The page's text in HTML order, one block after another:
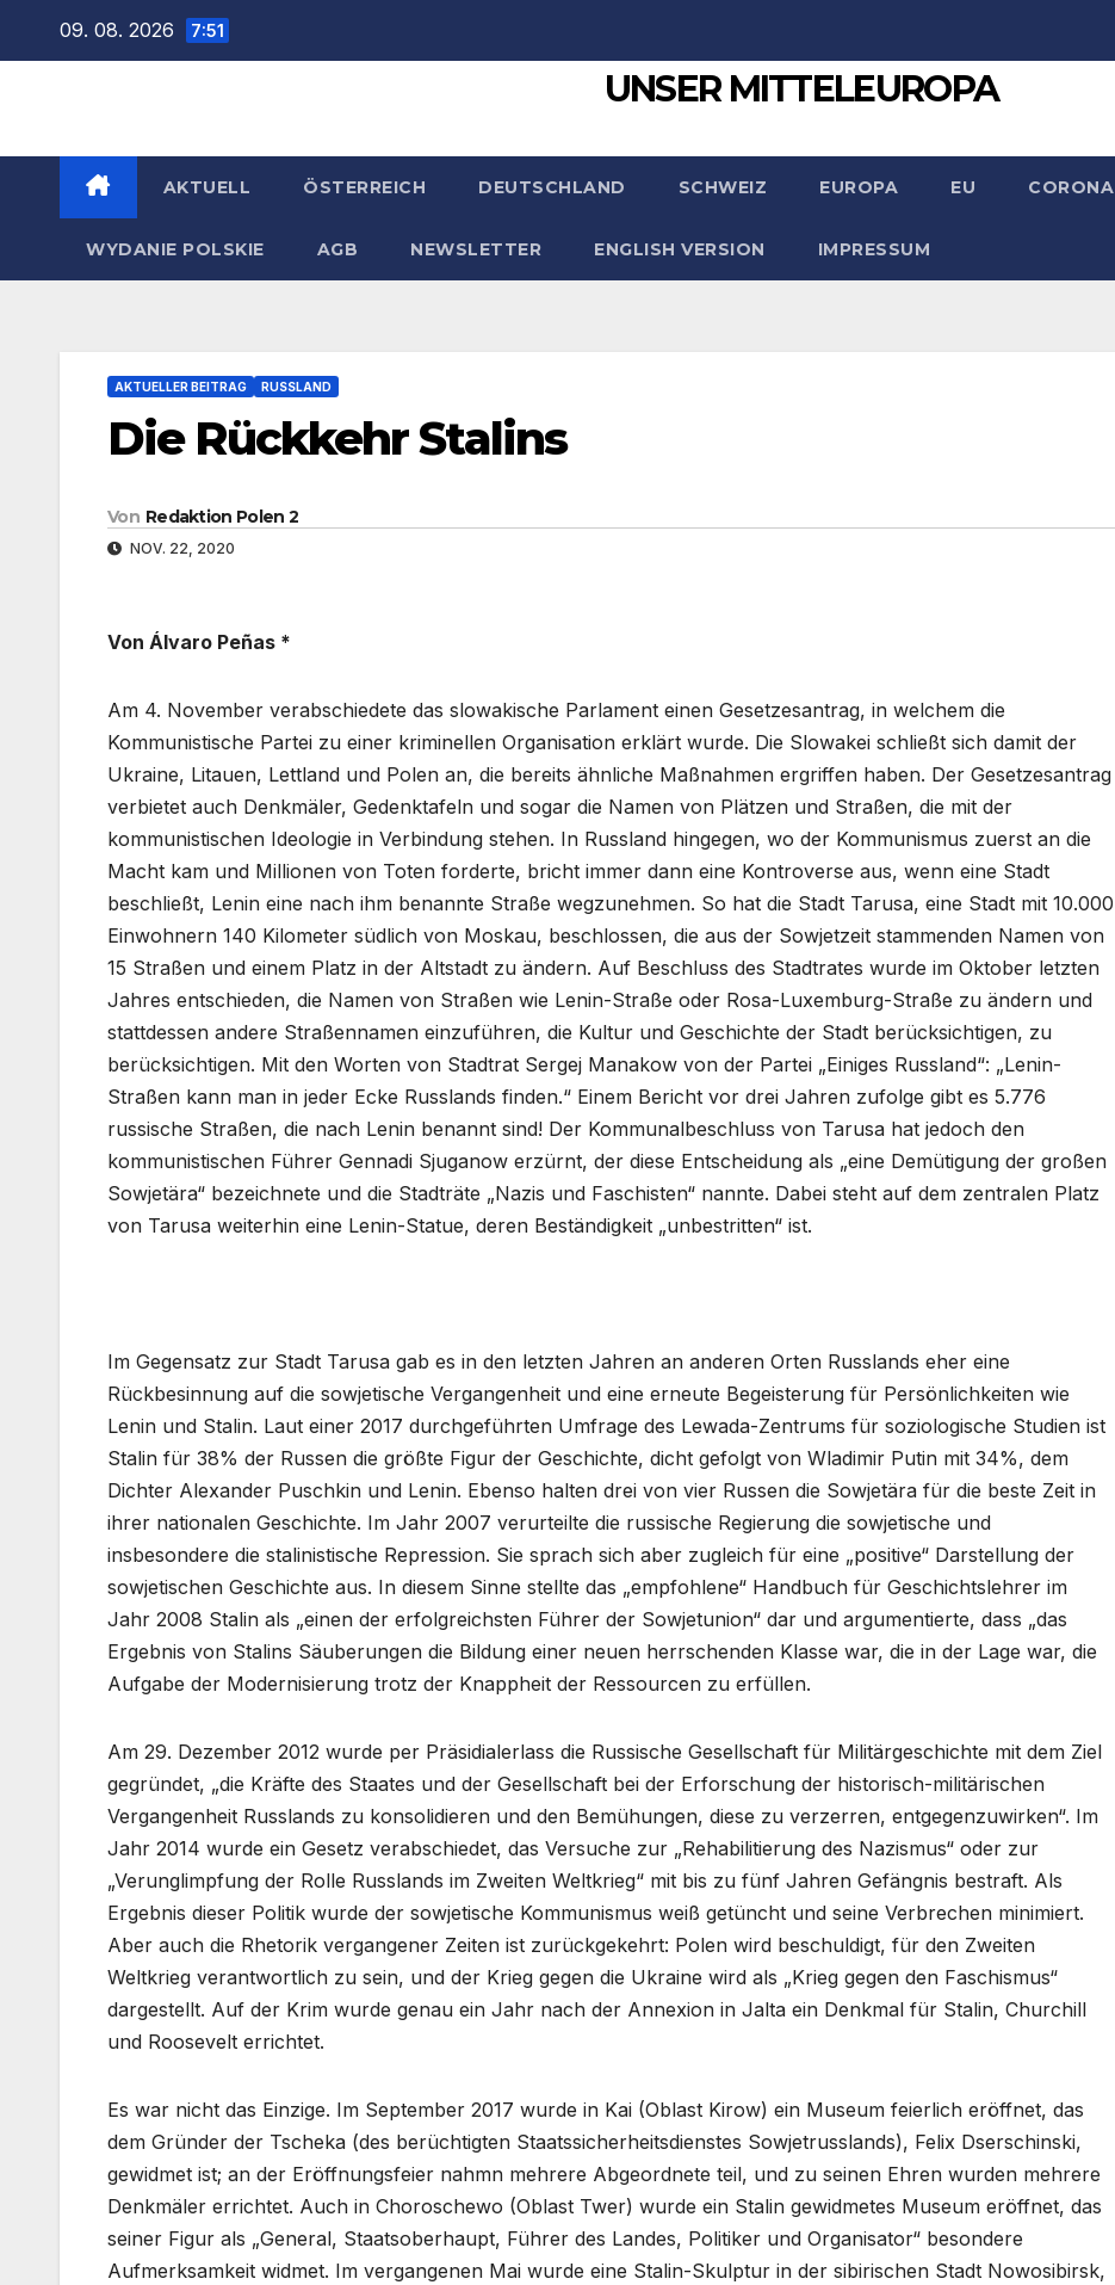
09. 08. 2026 7:51
UNSER MITTELEUROPA
AKTUELL ÖSTERREICH DEUTSCHLAND SCHWEIZ EUROPA EU CORONA
WYDANIE POLSKIE AGB NEWSLETTER ENGLISH VERSION IMPRESSUM
AKTUELLER BEITRAG RUSSLAND
Die Rückkehr Stalins
Von Redaktion Polen 2
NOV. 22, 2020
Von Álvaro Peñas *
Am 4. November verabschiedete das slowakische Parlament einen Gesetzesantrag, in welchem die
Kommunistische Partei zu einer kriminellen Organisation erklärt wurde. Die Slowakei schließt sich damit der
Ukraine, Litauen, Lettland und Polen an, die bereits ähnliche Maßnahmen ergriffen haben. Der Gesetzesantrag
verbietet auch Denkmäler, Gedenktafeln und sogar die Namen von Plätzen und Straßen, die mit der
kommunistischen Ideologie in Verbindung stehen. In Russland hingegen, wo der Kommunismus zuerst an die
Macht kam und Millionen von Toten forderte, bricht immer dann eine Kontroverse aus, wenn eine Stadt
beschließt, Lenin eine nach ihm benannte Straße wegzunehmen. So hat die Stadt Tarusa, eine Stadt mit 10.000
Einwohnern 140 Kilometer südlich von Moskau, beschlossen, die aus der Sowjetzeit stammenden Namen von
15 Straßen und einem Platz in der Altstadt zu ändern. Auf Beschluss des Stadtrates wurde im Oktober letzten
Jahres entschieden, die Namen von Straßen wie Lenin-Straße oder Rosa-Luxemburg-Straße zu ändern und
stattdessen andere Straßennamen einzuführen, die Kultur und Geschichte der Stadt berücksichtigen, zu
berücksichtigen. Mit den Worten von Stadtrat Sergej Manakow von der Partei „Einiges Russland“: „Lenin-
Straßen kann man in jeder Ecke Russlands finden.“ Einem Bericht vor drei Jahren zufolge gibt es 5.776
russische Straßen, die nach Lenin benannt sind! Der Kommunalbeschluss von Tarusa hat jedoch den
kommunistischen Führer Gennadi Sjuganow erzürnt, der diese Entscheidung als „eine Demütigung der großen
Sowjetära“ bezeichnete und die Stadträte „Nazis und Faschisten“ nannte. Dabei steht auf dem zentralen Platz
von Tarusa weiterhin eine Lenin-Statue, deren Beständigkeit „unbestritten“ ist.
Im Gegensatz zur Stadt Tarusa gab es in den letzten Jahren an anderen Orten Russlands eher eine
Rückbesinnung auf die sowjetische Vergangenheit und eine erneute Begeisterung für Persönlichkeiten wie
Lenin und Stalin. Laut einer 2017 durchgeführten Umfrage des Lewada-Zentrums für soziologische Studien ist
Stalin für 38% der Russen die größte Figur der Geschichte, dicht gefolgt von Wladimir Putin mit 34%, dem
Dichter Alexander Puschkin und Lenin. Ebenso halten drei von vier Russen die Sowjetära für die beste Zeit in
ihrer nationalen Geschichte. Im Jahr 2007 verurteilte die russische Regierung die sowjetische und
insbesondere die stalinistische Repression. Sie sprach sich aber zugleich für eine „positive“ Darstellung der
sowjetischen Geschichte aus. In diesem Sinne stellte das „empfohlene“ Handbuch für Geschichtslehrer im
Jahr 2008 Stalin als „einen der erfolgreichsten Führer der Sowjetunion“ dar und argumentierte, dass „das
Ergebnis von Stalins Säuberungen die Bildung einer neuen herrschenden Klasse war, die in der Lage war, die
Aufgabe der Modernisierung trotz der Knappheit der Ressourcen zu erfüllen.
Am 29. Dezember 2012 wurde per Präsidialerlass die Russische Gesellschaft für Militärgeschichte mit dem Ziel
gegründet, „die Kräfte des Staates und der Gesellschaft bei der Erforschung der historisch-militärischen
Vergangenheit Russlands zu konsolidieren und den Bemühungen, diese zu verzerren, entgegenzuwirken“. Im
Jahr 2014 wurde ein Gesetz verabschiedet, das Versuche zur „Rehabilitierung des Nazismus“ oder zur
„Verunglimpfung der Rolle Russlands im Zweiten Weltkrieg“ mit bis zu fünf Jahren Gefängnis bestraft. Als
Ergebnis dieser Politik wurde der sowjetische Kommunismus weiß getüncht und seine Verbrechen minimiert.
Aber auch die Rhetorik vergangener Zeiten ist zurückgekehrt: Polen wird beschuldigt, für den Zweiten
Weltkrieg verantwortlich zu sein, und der Krieg gegen die Ukraine wird als „Krieg gegen den Faschismus“
dargestellt. Auf der Krim wurde genau ein Jahr nach der Annexion in Jalta ein Denkmal für Stalin, Churchill
und Roosevelt errichtet.
Es war nicht das Einzige. Im September 2017 wurde in Kai (Oblast Kirow) ein Museum feierlich eröffnet, das
dem Gründer der Tscheka (des berüchtigten Staatssicherheitsdienstes Sowjetrusslands), Felix Dserschinski,
gewidmet ist; an der Eröffnungsfeier nahmn mehrere Abgeordnete teil, und zu seinen Ehren wurden mehrere
Denkmäler errichtet. Auch in Choroschewo (Oblast Twer) wurde ein Stalin gewidmetes Museum eröffnet, das
seiner Figur als „General, Staatsoberhaupt, Führer des Landes, Politiker und Organisator“ besondere
Aufmerksamkeit widmet. Im vergangenen Mai wurde eine Stalin-Skulptur in der sibirischen Stadt Nowosibirsk,